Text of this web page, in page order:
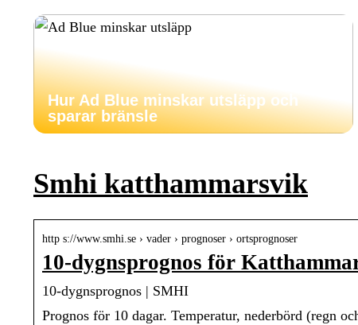
Hur Ad Blue minskar utsläpp och
sparar bränsle
Smhi katthammarsvik
http s://www.smhi.se › vader › prognoser › ortsprognoser
10-dygnsprognos för
10-dygnsprognos | SMHI
Prognos för 10 dagar. Temperatur, nederbörd (regn